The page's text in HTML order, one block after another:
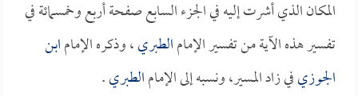
المكان الذي أشرت إليه في الجزء السابع صفحة أربع وخمسمائة في
تفسير هذه الآية من تفسير الإمامالطبري، وذكره الإمامابن
الجوزيفي زاد المسير، ونسبه إلى الإمامالطبري.